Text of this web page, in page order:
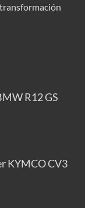
R12 GS
KYMCO CV3